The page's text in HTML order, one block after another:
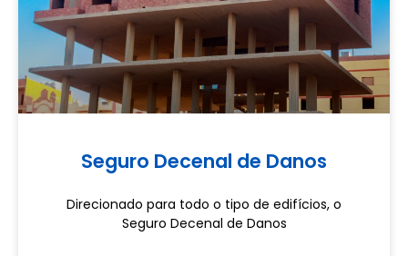
Seguro Decenal de Danos
Direcionado para todo o tipo de edifícios, o
Seguro Decenal de Danos